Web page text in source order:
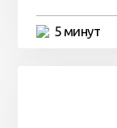
5 минут